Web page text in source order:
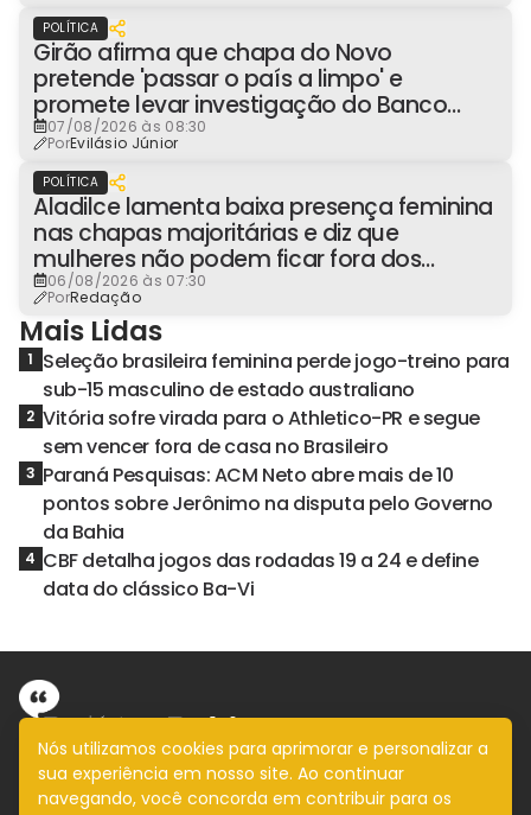
POLÍTICA
Girão afirma que chapa do Novo
pretende 'passar o país a limpo' e
promete levar investigação do Banco
Master à Presidência
07/08/2026 às 08:30
PorEvilásio Júnior
POLÍTICA
Aladilce lamenta baixa presença feminina
nas chapas majoritárias e diz que
mulheres não podem ficar fora dos
espaços de poder
06/08/2026 às 07:30
PorRedação
Mais Lidas
1 Seleção brasileira feminina perde jogo-treino para
sub-15 masculino de estado australiano
2 Vitória sofre virada para o Athletico-PR e segue
sem vencer fora de casa no Brasileiro
3 Paraná Pesquisas: ACM Neto abre mais de 10
pontos sobre Jerônimo na disputa pelo Governo
da Bahia
4 CBF detalha jogos das rodadas 19 a 24 e define
data do clássico Ba-Vi
Informação com imparcialidade
SIGA
Nós utilizamos cookies para aprimorar e personalizar a
sua experiência em nosso site. Ao continuar
navegando, você concorda em contribuir para os